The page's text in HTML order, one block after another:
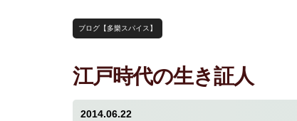
ブログ【多樂スパイス】
江戸時代の生き証人
2014.06.22